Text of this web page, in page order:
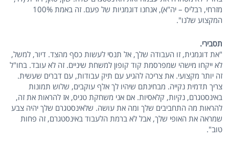
מזרחי, רבליס – יה"א), אנחנו דוגמניות של פעם. זה באמת 100%
המקצוע שלנו".
תסבירי.
"את דוגמנית, זו העבודה שלך, אל תנסי לעשות כסף מהצד. דיור, למשל,
לא ייקחו מישהי שמפרסמת קוד קופון למשחת שיניים. זה לא עובד. בחו"ל
זה יותר מקצועי. את צריכה להגיע עם תיק עבודות, עם דברים שעשית.
צריך תדמית נקייה. מבחינתם שיהיו לך אלף עוקבים, שלוש תמונות
באינסטגרם, נקיות, קלאסיות. אם אני משחקת טניס, אז להראות את זה,
להראות מה התחביבים שלך ומה את עושה. שלאינסטגרם שלך יהיה צבע
שמראה את האופי שלך, אבל לא ברמת הלעבוד באינסטגרם, זה פחות
טוב".